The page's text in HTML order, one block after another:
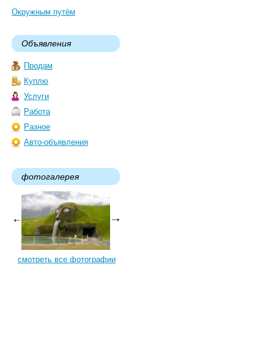
Окружным путём
Объявления
Продам
Куплю
Услуги
Работа
Разное
Авто-объявления
фотогалерея
смотреть все фотографии